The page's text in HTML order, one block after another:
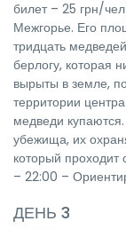
билет – 25 грн/
Межгорье. Его
тридцать
берлогу, которая
вырыты в земле,
территории
медведи
убежища, их
который проходит
– 22:00 –
ДЕНЬ 3